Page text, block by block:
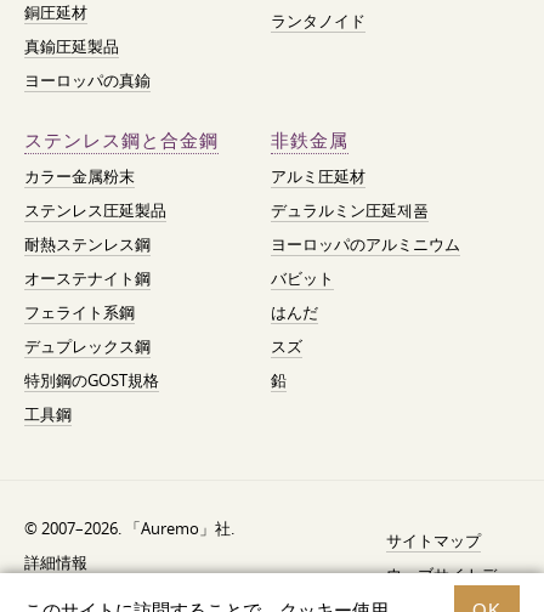
銅圧延材
真鍮圧延製品
ヨーロッパの真鍮
ランタノイド
ステンレス鋼と合金鋼
カラー金属粉末
ステンレス圧延製品
耐熱ステンレス鋼
オーステナイト鋼
フェライト系鋼
デュプレックス鋼
特別鋼のGOST規格
工具鋼
非鉄金属
アルミ圧延材
デュラルミン圧延제품
ヨーロッパのアルミニウム
バビット
はんだ
スズ
鉛
© 2007–2026. 「Auremo」社.
詳細情報
AGB（利用規約）
サイトマップ
ウェブサイトデ